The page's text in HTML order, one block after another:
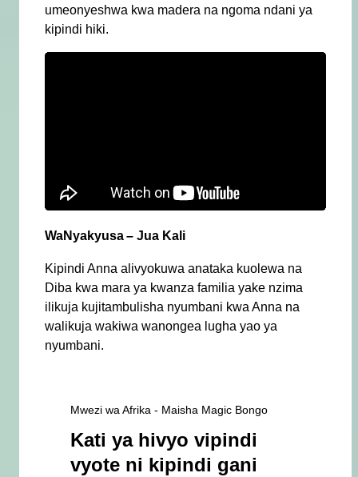
umeonyeshwa kwa madera na ngoma ndani ya
kipindi hiki.
WaNyakyusa– Jua Kali
Kipindi Anna alivyokuwa anataka kuolewa na
Diba kwa mara ya kwanza familia yake nzima
ilikuja kujitambulisha nyumbani kwa Anna na
walikuja wakiwa wanongea lugha yao ya
nyumbani.
Mwezi wa Afrika - Maisha Magic Bongo
Kati ya hivyo vipindi
vyote ni kipindi gani